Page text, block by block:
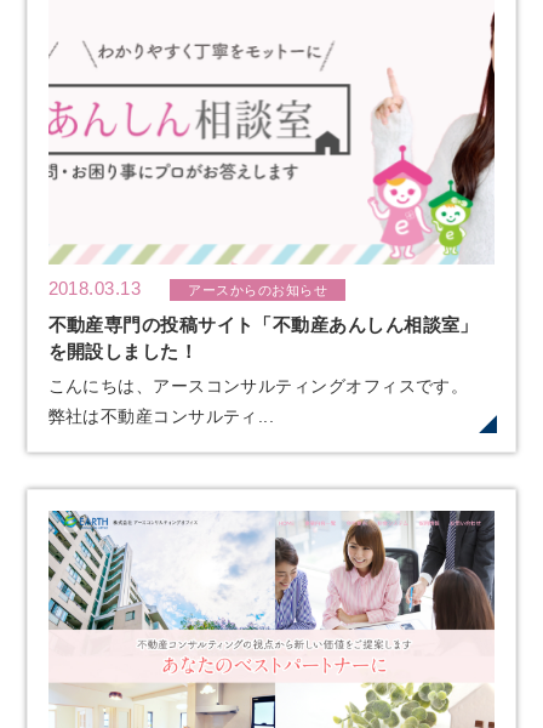
2018.03.13 アースからのお知らせ
不動産専門の投稿サイト「不動産あんしん相談室」
を開設しました！
こんにちは、アースコンサルティングオフィスです。
弊社は不動産コンサルティ...